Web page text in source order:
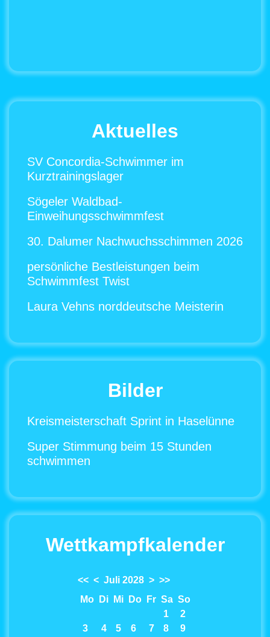
Aktuelles
SV Concordia-Schwimmer im
Kurztrainingslager
Sögeler Waldbad-
Einweihungsschwimmfest
30. Dalumer Nachwuchsschimmen 2026
persönliche Bestleistungen beim
Schwimmfest Twist
Laura Vehns norddeutsche Meisterin
Bilder
Kreismeisterschaft Sprint in Haselünne
Super Stimmung beim 15 Stunden
schwimmen
Wettkampfkalender
<< < Juli 2028 > >>
Mo
Di Mi Do Fr Sa So
1
2
3
4 5 6 7 8
9